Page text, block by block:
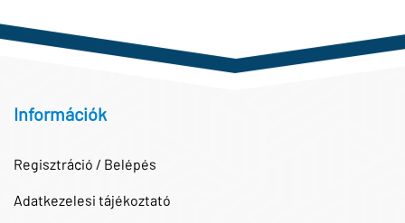
Információk
Regisztráció / Belépés
Adatkezelesi tájékoztató